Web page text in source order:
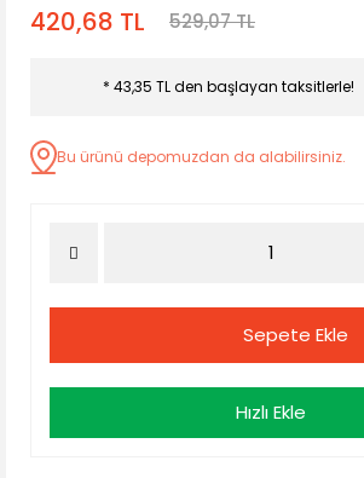
420,68 TL 529,07 TL
* 43,35 TL den başlayan taksitlerle!
Bu ürünü depomuzdan da alabilirsiniz.
Sepete Ekle
Hızlı Ekle